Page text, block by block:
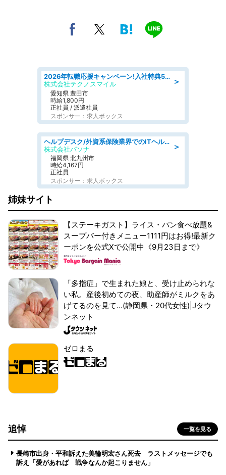
＞
2026年転職応援キャンペーン!入社特典58万円/デンソーで働こう!自動車工場で小型部品の検査業務 denso aichi
株式会社テクノスマイル
愛知県 豊田市
時給1,800円
正社員 / 派遣社員
スポンサー：求人ボックス
＞
ヘルプデスク/外資系保険業界でのITヘルプデスク業務/駅近/即日勤務可/ヘルプデスク
株式会社パソナ
福岡県 北九州市
時給4,167円
正社員
スポンサー：求人ボックス
姉妹サイト
【ステーキガスト】ライス・パン食べ放題&
スープバー付きメニュー1111円はお得!最新ク
ーポンを公式Xで公開中《9月23日まで》
「多指症」で生まれた娘と、受け止められな
い私。産後初めての夜、助産師がミルクをあ
げてるのを見て...(静岡県・20代女性)|Jタウ
ンネット
ゼロまる
追悼 一覧を見る
長崎市出身・平和訴えた美輪明宏さん死去 ラストメッセージでも
訴え「愛があれば 戦争なんか起こりません」